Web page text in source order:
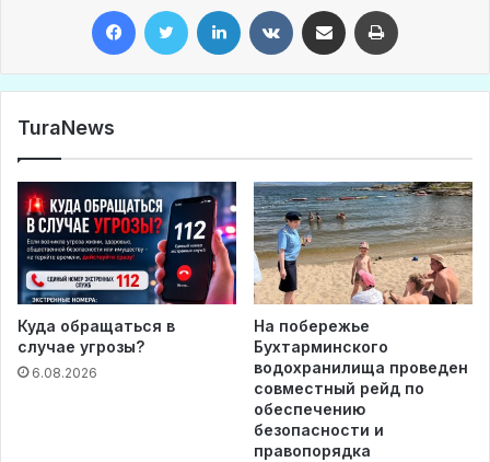
TuraNews
Куда обращаться в
случае угрозы?
6.08.2026
На побережье
Бухтарминского
водохранилища проведен
совместный рейд по
обеспечению
безопасности и
правопорядка